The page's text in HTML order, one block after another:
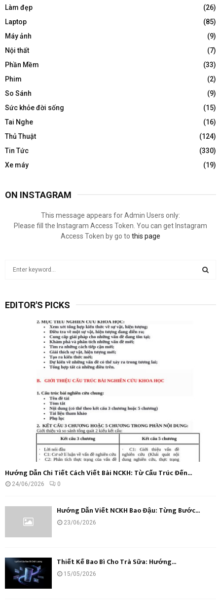
Làm đẹp
(26)
Laptop
(85)
Máy ảnh
(9)
Nội thất
(7)
Phần Mềm
(33)
Phim
(2)
So Sánh
(9)
Sức khỏe đời sống
(15)
Tai Nghe
(16)
Thủ Thuật
(124)
Tin Tức
(330)
Xe máy
(19)
ON INSTAGRAM
This message appears for Admin Users only:
Please fill the Instagram Access Token. You can get Instagram
Access Token by go to this page
c
EDITOR'S PICKS
Hướng Dẫn Chi Tiết Cách Viết Bài NCKH: Từ Cấu Trúc Đến...
24/06/2026 0
Hướng Dẫn Viết NCKH Bao Đậu: Từng Bước...
23/06/2026
Thiết Kế Bao Bì Cho Trà Sữa: Hướng...
15/05/2026